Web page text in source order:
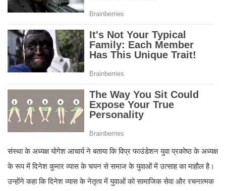
संस्था के अध्यक्ष योगेश आचार्य ने बताया कि विप्र फाउंडेशन युवा प्रकोष्ठ के अध्यक्ष
के रूप में दिनेश कुमार व्यास के चयन से समाज के युवाओं में उत्साह का माहौल है।
उन्होंने कहा कि दिनेश व्यास के नेतृत्व में युवाओं को सामाजिक सेवा और रचनात्मक